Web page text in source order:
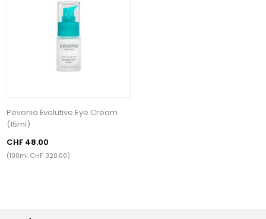
Pevonia Évolutive Eye Cream
(15ml)
CHF 48.00
(100ml CHF 320.00)